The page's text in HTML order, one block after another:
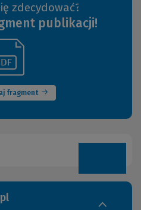
zdecydować?
publikacji!
fragment
(Nowe
okno)
innej